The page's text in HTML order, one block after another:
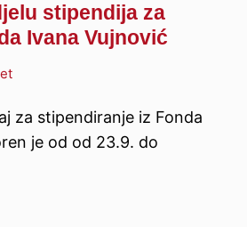
stipendija za
Ivana Vujnović
za stipendiranje iz Fonda
je od od 23.9. do